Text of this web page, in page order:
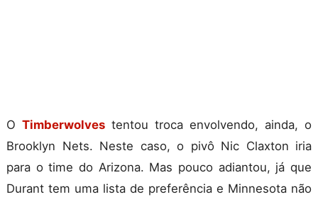
O Timberwolves tentou troca envolvendo, ainda, o
Brooklyn Nets. Neste caso, o pivô Nic Claxton iria
para o time do Arizona. Mas pouco adiantou, já que
Durant tem uma lista de preferência e Minnesota não